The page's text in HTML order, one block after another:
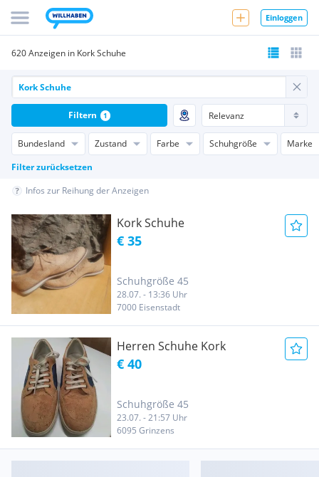
Einloggen
620 Anzeigen in Kork Schuhe
Bundesland Zustand Farbe Schuhgröße
Marke
Filter zurücksetzen
Filtern 1
Infos zur Reihung der Anzeigen
Kork Schuhe
€ 35
Schuhgröße 45
28.07. - 13:36 Uhr
7000 Eisenstadt
Herren Schuhe Kork
€ 40
Schuhgröße 45
23.07. - 21:57 Uhr
6095 Grinzens